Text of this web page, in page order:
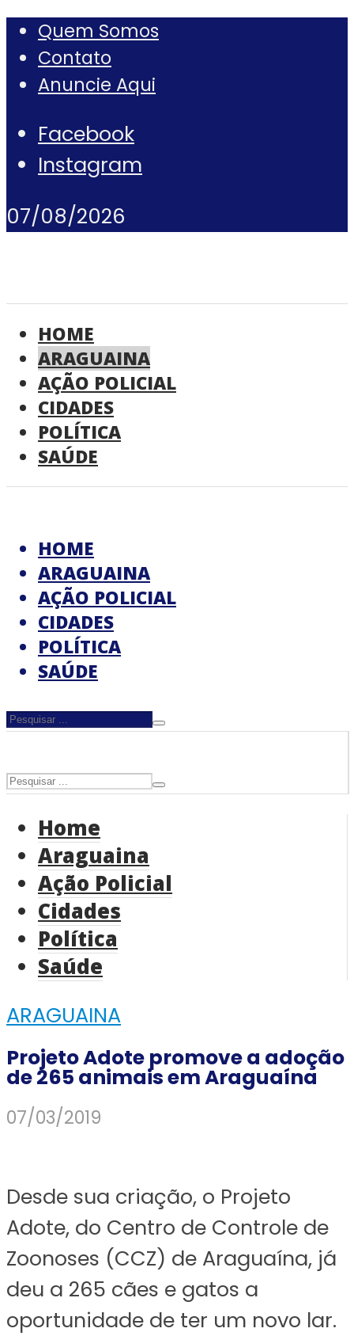
Quem Somos
Contato
Anuncie Aqui
Facebook
Instagram
07/08/2026
HOME
ARAGUAINA
AÇÃO POLICIAL
CIDADES
POLÍTICA
SAÚDE
HOME
ARAGUAINA
AÇÃO POLICIAL
CIDADES
POLÍTICA
SAÚDE
Home
Araguaina
Ação Policial
Cidades
Política
Saúde
ARAGUAINA
Projeto Adote promove a adoção
de 265 animais em Araguaína
07/03/2019
Desde sua criação, o Projeto
Adote, do Centro de Controle de
Zoonoses (CCZ) de Araguaína, já
deu a 265 cães e gatos a
oportunidade de ter um novo lar.